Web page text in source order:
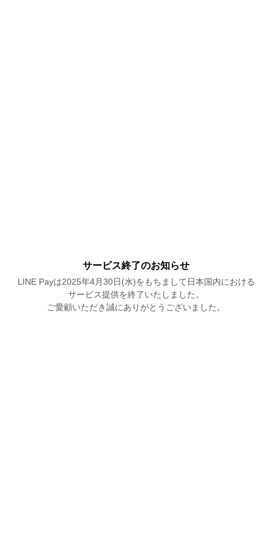
サービス終了のお知らせ
LINE Payは2025年4月30日(水)をもちまして日本国内における
サービス提供を終了いたしました。
ご愛顧いただき誠にありがとうございました。